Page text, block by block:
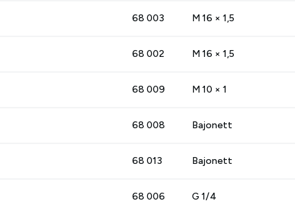
68 003 M 16 × 1,5
68 002 M 16 × 1,5
68 009 M 10 × 1
68 008 Bajonett
68 013 Bajonett
68 006 G 1/4